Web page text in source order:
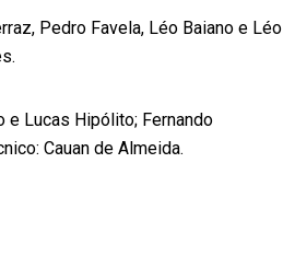
Pedro Favela, Léo Baiano e Léo
e Lucas Hipólito; Fernando
Cauan de Almeida.